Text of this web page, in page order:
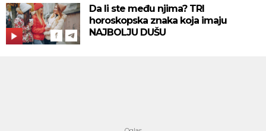
Da li ste među njima? TRI
horoskopska znaka koja imaju
NAJBOLJU DUŠU